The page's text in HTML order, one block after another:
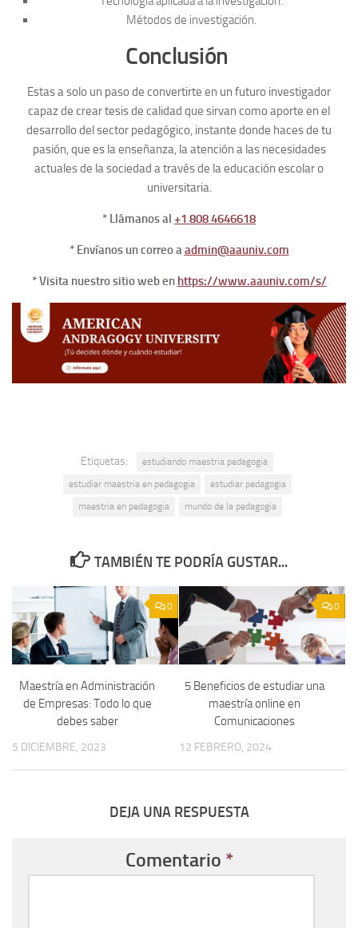
Métodos de investigación.
Conclusión
Estas a solo un paso de convertirte en un futuro investigador
capaz de crear tesis de calidad que sirvan como aporte en el
desarrollo del sector pedagógico, instante donde haces de tu
pasión, que es la enseñanza, la atención a las necesidades
actuales de la sociedad a través de la educación escolar o
universitaria.
* Llámanos al +1 808 4646618
* Envíanos un correo aadmin@aauniv.com
* Visita nuestro sitio web en https://www.aauniv.com/s/
Etiquetas:
estudiando maestria pedagogia
estudiar maestria en pedagogia
estudiar pedagogia
maestria en pedagogia
mundo de la pedagogia
TAMBIÉN TE PODRÍA GUSTAR...
0
Maestría en Administración
de Empresas: Todo lo que
debes saber
5 DICIEMBRE, 2023
0
5 Beneficios de estudiar una
maestría online en
Comunicaciones
12 FEBRERO, 2024
DEJA UNA RESPUESTA
Comentario *